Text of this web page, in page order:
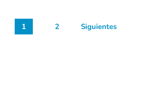
1 2 Siguientes